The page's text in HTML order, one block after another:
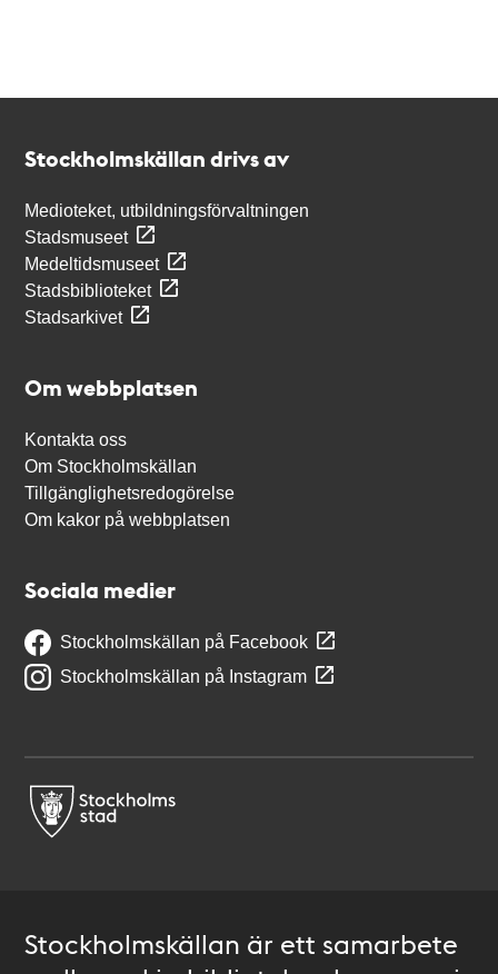
Stockholmskällan drivs av
Medioteket, utbildningsförvaltningen
Stadsmuseet
Medeltidsmuseet
Stadsbiblioteket
Stadsarkivet
Om webbplatsen
Kontakta oss
Om Stockholmskällan
Tillgänglighetsredogörelse
Om kakor på webbplatsen
Sociala medier
Stockholmskällan på Facebook
Stockholmskällan på Instagram
Stockholmskällan är ett samarbete